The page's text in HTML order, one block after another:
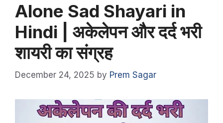
Alone Sad Shayari in
Hindi | अकेलेपन और दर्द भरी
शायरी का संग्रह
December 24, 2025 by Prem Sagar